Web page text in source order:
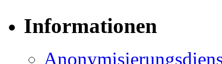
Informationen